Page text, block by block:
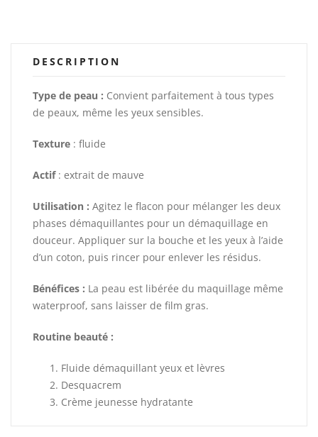
DESCRIPTION
Type de peau : Convient parfaitement à tous types
de peaux, même les yeux sensibles.
Texture : fluide
Actif: extrait de mauve
Utilisation : Agitez le flacon pour mélanger les deux
phases démaquillantes pour un démaquillage en
douceur. Appliquer sur la bouche et les yeux à l’aide
d’un coton, puis rincer pour enlever les résidus.
Bénéfices : La peau est libérée du maquillage même
waterproof, sans laisser de film gras.
Routine beauté :
Fluide démaquillant yeux et lèvres
Desquacrem
Crème jeunesse hydratante